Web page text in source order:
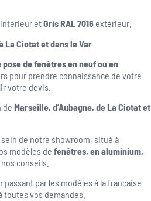
intérieur etGris RAL 7016 extérieur.
La Ciotat et dans le Var
pose de fenêtres en neuf ou en
pour prendre connaissance de votre
votre devis.
de Marseille, d’Aubagne, de La Ciotat et
de notre showroom, situé à
modèles de fenêtres, en aluminium,
conseils.
passant par les modèles à la française
toutes vos demandes.